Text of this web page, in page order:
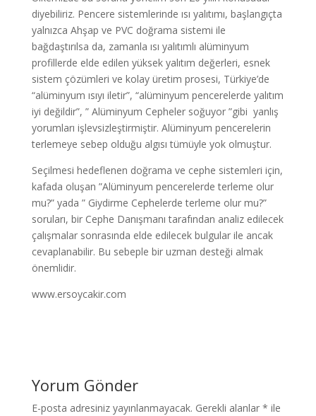
diyebiliriz. Pencere sistemlerinde ısı yalıtımı, başlangıçta
yalnızca Ahşap ve PVC doğrama sistemi ile
bağdaştırılsa da, zamanla ısı yalıtımlı alüminyum
profillerde elde edilen yüksek yalıtım değerleri, esnek
sistem çözümleri ve kolay üretim prosesi, Türkiye’de
“alüminyum ısıyı iletir”, “alüminyum pencerelerde yalıtım
iyi değildir”, ” Alüminyum Cepheler soğuyor ”gibi yanlış
yorumları işlevsizleştirmiştir. Alüminyum pencerelerin
terlemeye sebep olduğu algısı tümüyle yok olmuştur.
Seçilmesi hedeflenen doğrama ve cephe sistemleri için,
kafada oluşan ”Alüminyum pencerelerde terleme olur
mu?” yada ” Giydirme Cephelerde terleme olur mu?”
soruları, bir Cephe Danışmanı tarafından analiz edilecek
çalışmalar sonrasında elde edilecek bulgular ile ancak
cevaplanabilir. Bu sebeple bir uzman desteği almak
önemlidir.
www.ersoycakir.com
Yorum Gönder
E-posta adresiniz yayınlanmayacak. Gerekli alanlar * ile